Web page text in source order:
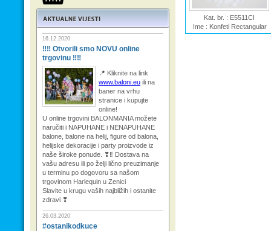
16.12.2020
‼‼ Otvorili smo NOVU online
trgovinu ‼‼
📍 Kliknite na link
www.baloni.eu ili na
baner na vrhu
stranice i kupujte
online!
U online trgovini BALONMANIA možete
naručiti i NAPUHANE i NENAPUHANE
balone, balone na helij, figure od balona,
helijske dekoracije i party proizvode iz
naše široke ponude. ❣‼ Dostava na
vašu adresu ili po želji lično preuzimanje
u terminu po dogovoru sa našom
trgovinom Harlequin u Zenici
Slavite u krugu vaših najbližih i ostanite
zdravi ❣
26.03.2020
#ostanikodkuce
Kat. br. : E5511CI
Ime : Konfeti Rectangular
55mm White